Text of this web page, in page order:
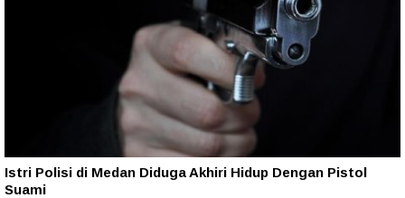
Istri Polisi di Medan Diduga Akhiri Hidup Dengan Pistol
Suami